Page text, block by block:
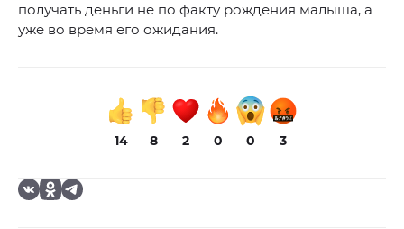
получать деньги не по факту рождения малыша, а
уже во время его ожидания.
14 8 2 0 0 3